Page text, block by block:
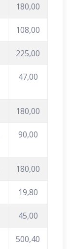
180,00
108,00
225,00
47,00
180,00
90,00
180,00
19,80
45,00
500,40